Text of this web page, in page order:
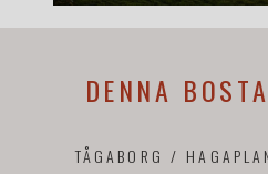
DENNA
TÅGABORG /